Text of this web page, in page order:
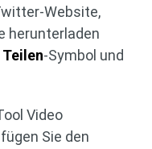
Website,
herunterladen
Teilen-Symbol und
Video
fügen Sie den